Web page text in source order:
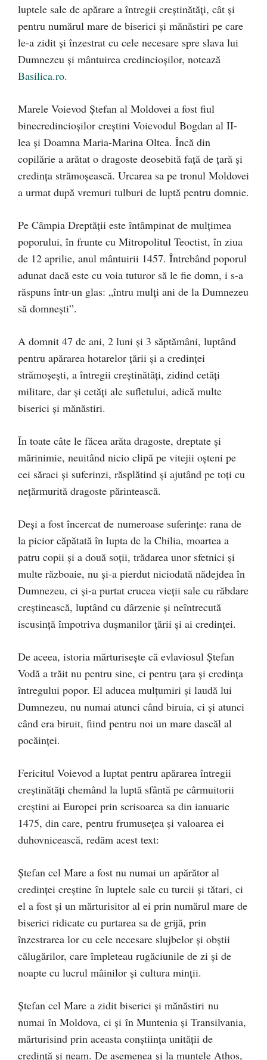
luptele sale de apărare a întregii creştinătăţi, cât şi
pentru numărul mare de biserici şi mănăstiri pe care
le-a zidit şi înzestrat cu cele necesare spre slava lui
Dumnezeu şi mântuirea credincioşilor, notează
Basilica.ro.
Marele Voievod Ştefan al Moldovei a fost fiul
binecredincioşilor creştini Voievodul Bogdan al II-
lea şi Doamna Maria-Marina Oltea. Încă din
copilărie a arătat o dragoste deosebită faţă de ţară şi
credinţa strămoşească. Urcarea sa pe tronul Moldovei
a urmat după vremuri tulburi de luptă pentru domnie.
Pe Câmpia Dreptăţii este întâmpinat de mulţimea
poporului, în frunte cu Mitropolitul Teoctist, în ziua
de 12 aprilie, anul mântuirii 1457. Întrebând poporul
adunat dacă este cu voia tuturor să le fie domn, i s-a
răspuns într-un glas: „întru mulţi ani de la Dumnezeu
să domneşti”.
A domnit 47 de ani, 2 luni şi 3 săptămâni, luptând
pentru apărarea hotarelor ţării şi a credinţei
strămoşeşti, a întregii creştinătăţi, zidind cetăţi
militare, dar şi cetăţi ale sufletului, adică multe
biserici şi mănăstiri.
În toate câte le făcea arăta dragoste, dreptate şi
mărinimie, neuitând nicio clipă pe vitejii oşteni pe
cei săraci şi suferinzi, răsplătind şi ajutând pe toţi cu
neţărmurită dragoste părintească.
Deşi a fost încercat de numeroase suferinţe: rana de
la picior căpătată în lupta de la Chilia, moartea a
patru copii şi a două soţii, trădarea unor sfetnici şi
multe războaie, nu şi-a pierdut niciodată nădejdea în
Dumnezeu, ci şi-a purtat crucea vieţii sale cu răbdare
creştinească, luptând cu dârzenie şi neîntrecută
iscusinţă împotriva duşmanilor ţării şi ai credinţei.
De aceea, istoria mărturiseşte că evlaviosul Ştefan
Vodă a trăit nu pentru sine, ci pentru ţara şi credinţa
întregului popor. El aducea mulţumiri şi laudă lui
Dumnezeu, nu numai atunci când biruia, ci şi atunci
când era biruit, fiind pentru noi un mare dascăl al
pocăinţei.
Fericitul Voievod a luptat pentru apărarea întregii
creştinătăţi chemând la luptă sfântă pe cârmuitorii
creştini ai Europei prin scrisoarea sa din ianuarie
1475, din care, pentru frumuseţea şi valoarea ei
duhovnicească, redăm acest text:
Ştefan cel Mare a fost nu numai un apărător al
credinţei creştine în luptele sale cu turcii şi tătari, ci
el a fost şi un mărturisitor al ei prin numărul mare de
biserici ridicate cu purtarea sa de grijă, prin
înzestrarea lor cu cele necesare slujbelor şi obştii
călugărilor, care împleteau rugăciunile de zi şi de
noapte cu lucrul mâinilor şi cultura minţii.
Ştefan cel Mare a zidit biserici şi mănăstiri nu
numai în Moldova, ci şi în Muntenia şi Transilvania,
mărturisind prin aceasta conştiinţa unităţii de
credinţă şi neam. De asemenea şi la muntele Athos,